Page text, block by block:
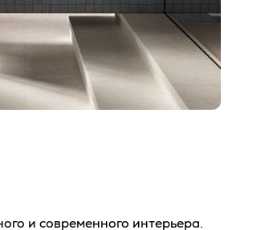
и современного интерьера.